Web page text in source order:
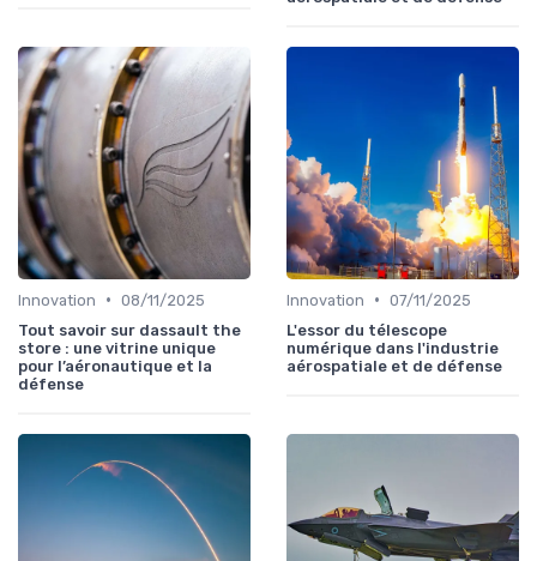
Innovation • 08/11/2025
Tout savoir sur dassault the
store : une vitrine unique
pour l’aéronautique et la
défense
Innovation • 07/11/2025
L'essor du télescope
numérique dans l'industrie
aérospatiale et de défense